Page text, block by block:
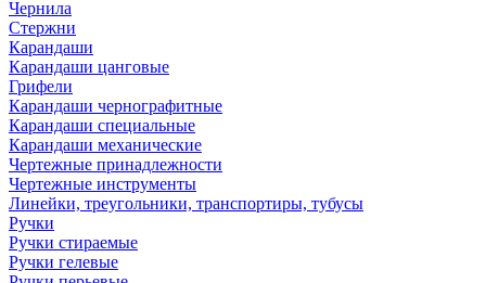
Чернила
Стержни
Карандаши
Карандаши цанговые
Грифели
Карандаши чернографитные
Карандаши специальные
Карандаши механические
Чертежные принадлежности
Чертежные инструменты
Линейки, треугольники, транспортиры, тубусы
Ручки
Ручки стираемые
Ручки гелевые